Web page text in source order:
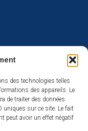
des technologies telles
des appareils. Le
de traiter des données
uniques sur ce site. Le fait
peut avoir un effet négatif